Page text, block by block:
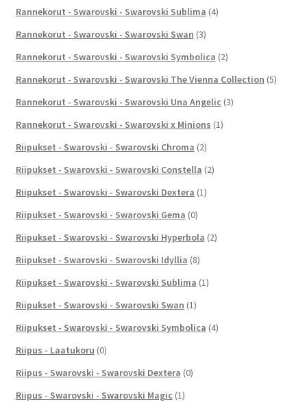
Rannekorut - Swarovski - Swarovski Sublima (4)
Rannekorut - Swarovski - Swarovski Swan (3)
Rannekorut - Swarovski - Swarovski Symbolica (2)
Rannekorut - Swarovski - Swarovski The Vienna Collection (5)
Rannekorut - Swarovski - Swarovski Una Angelic (3)
Rannekorut - Swarovski - Swarovski x Minions (1)
Riipukset - Swarovski - Swarovski Chroma (2)
Riipukset - Swarovski - Swarovski Constella (2)
Riipukset - Swarovski - Swarovski Dextera (1)
Riipukset - Swarovski - Swarovski Gema (0)
Riipukset - Swarovski - Swarovski Hyperbola (2)
Riipukset - Swarovski - Swarovski Idyllia (8)
Riipukset - Swarovski - Swarovski Sublima (1)
Riipukset - Swarovski - Swarovski Swan (1)
Riipukset - Swarovski - Swarovski Symbolica (4)
Riipus - Laatukoru (0)
Riipus - Swarovski - Swarovski Dextera (0)
Riipus - Swarovski - Swarovski Magic (1)